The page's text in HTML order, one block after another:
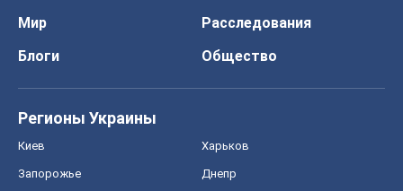
Мир
Расследования
Блоги
Общество
Регионы Украины
Киев Харьков
Запорожье Днепр